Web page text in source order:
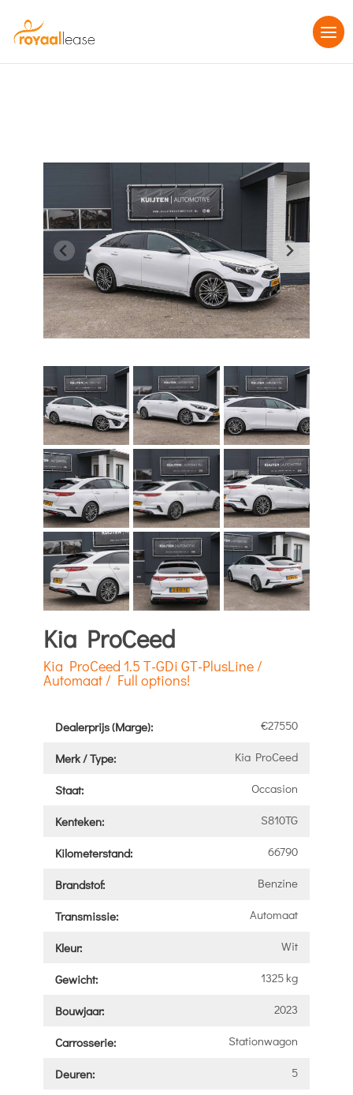
Kia ProCeed
Kia ProCeed 1.5 T-GDi GT-PlusLine /
Automaat / Full options!
Dealerprijs (Marge): €27550
Merk / Type: Kia ProCeed
Staat: Occasion
Kenteken: S810TG
Kilometerstand: 66790
Brandstof: Benzine
Transmissie: Automaat
Kleur: Wit
Gewicht: 1325 kg
Bouwjaar: 2023
Carrosserie: Stationwagon
Deuren: 5